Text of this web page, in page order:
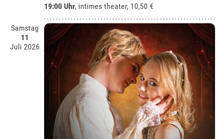
19:00 Uhr, intimes theater, 10,50 €
Samstag
11
Juli 2026